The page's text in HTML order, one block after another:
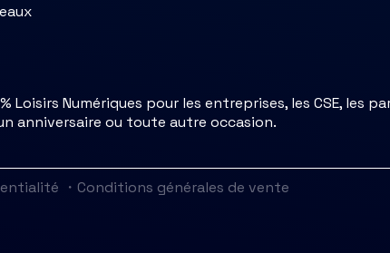
Loisirs Numériques pour les entreprises, les CSE, les
anniversaire ou toute autre occasion.
・ Conditions générales de vente